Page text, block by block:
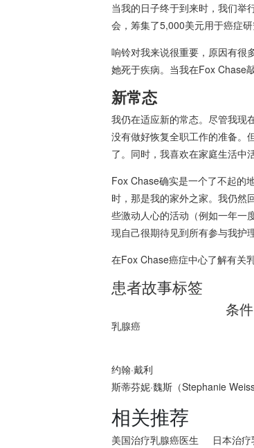
当我的日子终于到来时，我们举
会，筹集了5,000美元用于癌症
响铃对我来说很重要，原因有很
她死于疾病。当我在Fox Chase
新常态
我仍在适应新的常态。尽管我现
没有做好恢复全职工作的准备。
了。同时，我喜欢在家庭生活中活
Fox Chase确实是一个了不起的
时，那是我的家外之家。我仍然
些激动人心的活动（例如一年一
现自己很期待见到所有参与我护
在Fox Chase癌症中心了解有关
患者故事标签
条件
乳腺癌
约翰·戴利
斯蒂芬妮·魏斯（Stephanie Weiss
相关推荐
美国治疗乳腺癌医生 日本治